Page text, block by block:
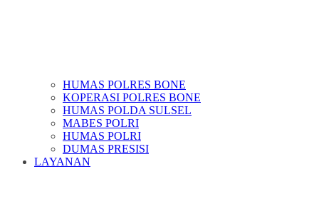
HUMAS POLRES BONE
KOPERASI POLRES BONE
HUMAS POLDA SULSEL
MABES POLRI
HUMAS POLRI
DUMAS PRESISI
LAYANAN